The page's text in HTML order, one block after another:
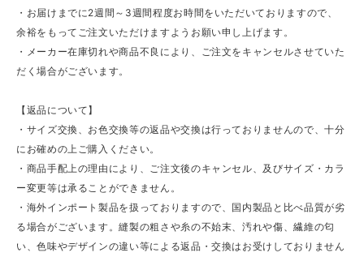
・お届けまでに2週間～3週間程度お時間をいただいておりますので、
余裕をもってご注文いただけますようお願い申し上げます。
・メーカー在庫切れや商品不良により、ご注文をキャンセルさせていた
だく場合がございます。
【返品について】
・サイズ交換、お色交換等の返品や交換は行っておりませんので、十分
にお確めの上ご購入ください。
・商品手配上の理由により、ご注文後のキャンセル、及びサイズ・カラ
ー変更等は承ることができません。
・海外インポート製品を扱っておりますので、国内製品と比べ品質が劣
る場合がございます。縫製の粗さや糸の不始末、汚れや傷、繊維の匂
い、色味やデザインの違い等による返品・交換はお受けしておりません